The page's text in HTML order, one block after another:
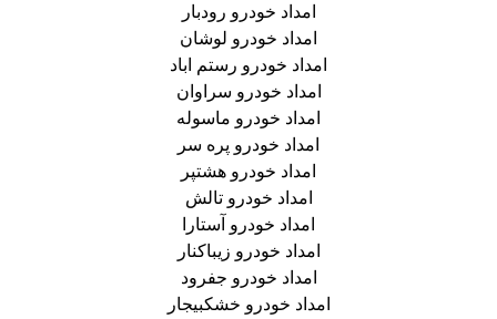
امداد خودرو رودبار
امداد خودرو لوشان
امداد خودرو رستم اباد
امداد خودرو سراوان
امداد خودرو ماسوله
امداد خودرو پره سر
امداد خودرو هشتپر
امداد خودرو تالش
امداد خودرو آستارا
امداد خودرو زیباکنار
امداد خودرو جفرود
امداد خودرو خشکبیجار